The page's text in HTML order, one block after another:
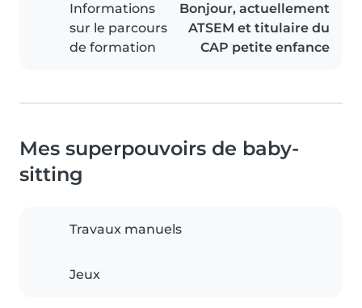
Informations
sur le parcours
de formation
Bonjour, actuellement
ATSEM et titulaire du
CAP petite enfance
Mes superpouvoirs de baby-
sitting
Travaux manuels
Jeux